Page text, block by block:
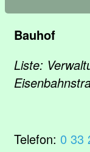
Bauhof
Liste:
Telefon: 0 33